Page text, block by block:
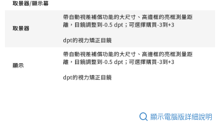
顯示電腦版詳細說明